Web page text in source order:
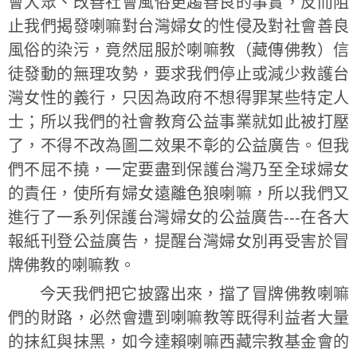
止我們揭發喇嘛對台灣婦女的性侵及對社會善良
風俗的染污，竟然屈服於喇嘛教（藏傳佛教）信
徒發動的無理攻勢，要求我們停止或減少救護台
灣女性的義行，只因為政府不想得罪某些特定人
士；所以我們的社會教育公益事業就如此被打壓
了，不得不改為圖二效果不彰的公益廣告。但我
們不屈不撓，一定要盡到保護台灣乃至全球婦女
的責任，使所有婦女遠離色狼喇嘛，所以我們又
進行了一系列保護台灣婦女的公益廣告---在各大
報紙刊登公益廣告，提醒台灣婦女別再受害於冒
牌佛教的喇嘛教。
今天我們把它披露出來，擋了冒牌佛教喇嘛
們的財路，必然會遭到喇嘛教等既得利益者大量
的抹紅與抹黑，如今達賴喇嘛西藏宗教基金會的